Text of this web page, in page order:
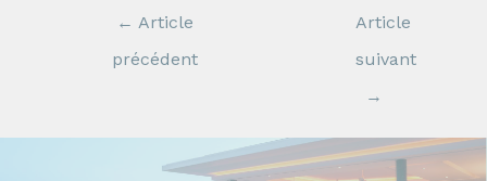
← Article
précédent
Article
suivant
→